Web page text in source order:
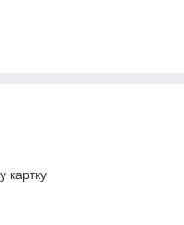
картку